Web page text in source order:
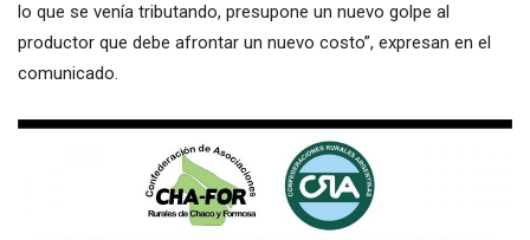
lo que se venía tributando, presupone un nuevo golpe al
productor que debe afrontar un nuevo costo”, expresan en el
comunicado.